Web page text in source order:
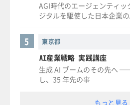
AGI時代のエージェンティ
ジタルを駆使した日本企業
東京都
5
AI産業戦略 実践講座
生成 AI ブームのその先へ
し、35 年先の事
もっと見る